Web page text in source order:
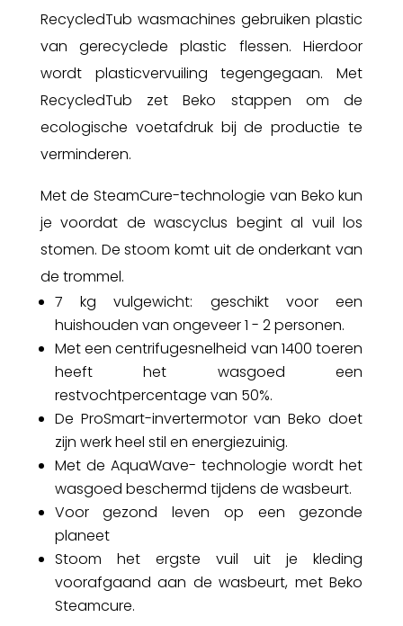
RecycledTub wasmachines gebruiken plastic
van gerecyclede plastic flessen. Hierdoor
wordt plasticvervuiling tegengegaan. Met
RecycledTub zet Beko stappen om de
ecologische voetafdruk bij de productie te
verminderen.
Met de SteamCure-technologie van Beko kun
je voordat de wascyclus begint al vuil los
stomen. De stoom komt uit de onderkant van
de trommel.
7 kg vulgewicht: geschikt voor een
huishouden van ongeveer 1 - 2 personen.
Met een centrifugesnelheid van 1400 toeren
heeft het wasgoed een
restvochtpercentage van 50%.
De ProSmart-invertermotor van Beko doet
zijn werk heel stil en energiezuinig.
Met de AquaWave- technologie wordt het
wasgoed beschermd tijdens de wasbeurt.
Voor gezond leven op een gezonde
planeet
Stoom het ergste vuil uit je kleding
voorafgaand aan de wasbeurt, met Beko
Steamcure.